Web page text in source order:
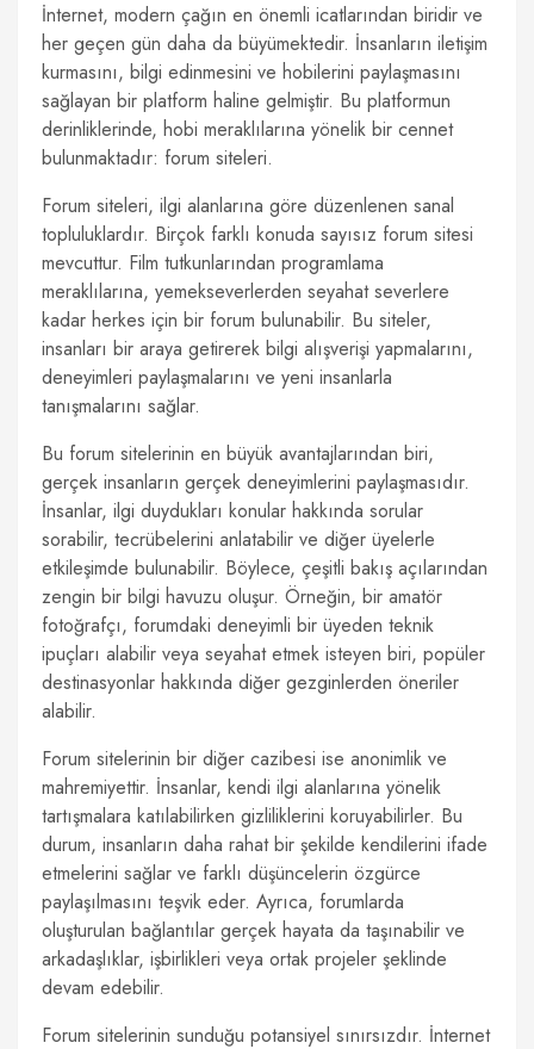
İnternet, modern çağın en önemli icatlarından biridir ve
her geçen gün daha da büyümektedir. İnsanların iletişim
kurmasını, bilgi edinmesini ve hobilerini paylaşmasını
sağlayan bir platform haline gelmiştir. Bu platformun
derinliklerinde, hobi meraklılarına yönelik bir cennet
bulunmaktadır: forum siteleri.
Forum siteleri, ilgi alanlarına göre düzenlenen sanal
topluluklardır. Birçok farklı konuda sayısız forum sitesi
mevcuttur. Film tutkunlarından programlama
meraklılarına, yemekseverlerden seyahat severlere
kadar herkes için bir forum bulunabilir. Bu siteler,
insanları bir araya getirerek bilgi alışverişi yapmalarını,
deneyimleri paylaşmalarını ve yeni insanlarla
tanışmalarını sağlar.
Bu forum sitelerinin en büyük avantajlarından biri,
gerçek insanların gerçek deneyimlerini paylaşmasıdır.
İnsanlar, ilgi duydukları konular hakkında sorular
sorabilir, tecrübelerini anlatabilir ve diğer üyelerle
etkileşimde bulunabilir. Böylece, çeşitli bakış açılarından
zengin bir bilgi havuzu oluşur. Örneğin, bir amatör
fotoğrafçı, forumdaki deneyimli bir üyeden teknik
ipuçları alabilir veya seyahat etmek isteyen biri, popüler
destinasyonlar hakkında diğer gezginlerden öneriler
alabilir.
Forum sitelerinin bir diğer cazibesi ise anonimlik ve
mahremiyettir. İnsanlar, kendi ilgi alanlarına yönelik
tartışmalara katılabilirken gizliliklerini koruyabilirler. Bu
durum, insanların daha rahat bir şekilde kendilerini ifade
etmelerini sağlar ve farklı düşüncelerin özgürce
paylaşılmasını teşvik eder. Ayrıca, forumlarda
oluşturulan bağlantılar gerçek hayata da taşınabilir ve
arkadaşlıklar, işbirlikleri veya ortak projeler şeklinde
devam edebilir.
Forum sitelerinin sunduğu potansiyel sınırsızdır. İnternet